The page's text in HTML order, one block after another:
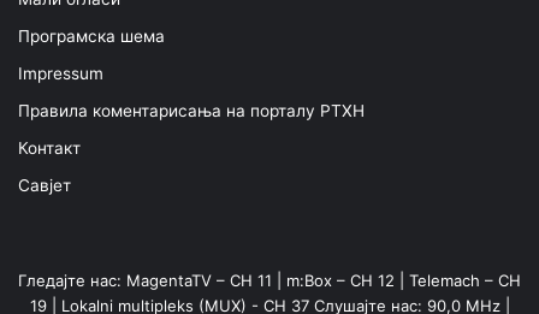
Програмска шема
Impressum
Правила коментарисања на порталу РТХН
Контакт
Савјет
Гледајте нас: MagentaTV – CH 11 | m:Box – CH 12 | Telemach – CH
19 | Lokalni multipleks (MUX) - CH 37 Слушајте нас: 90,0 MHz |